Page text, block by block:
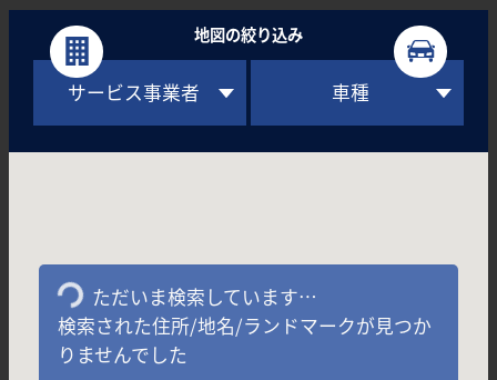
地図の絞り込み
サービス事業者 車種
ただいま検索しています…
検索された住所/地名/ランドマークが見つか
りませんでした